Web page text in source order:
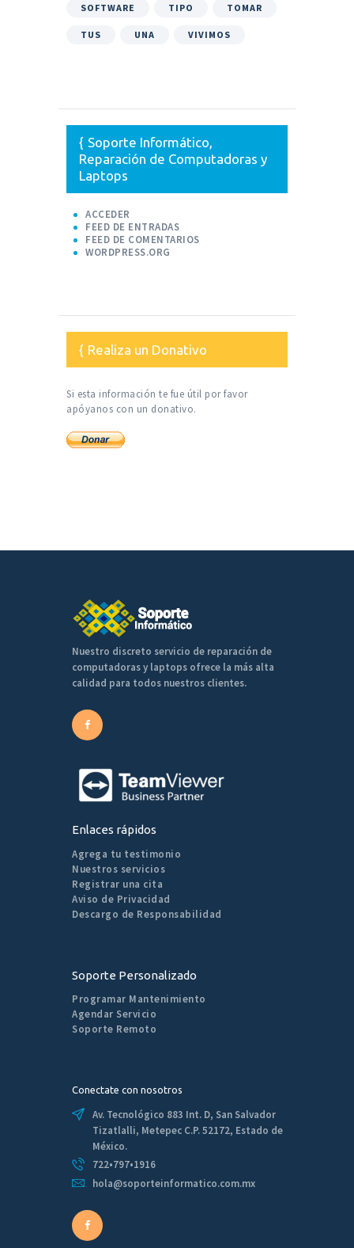
SOFTWARE TIPO TOMAR
TUS UNA VIVIMOS
Soporte Informático,
Reparación de Computadoras y
Laptops
ACCEDER
FEED DE ENTRADAS
FEED DE COMENTARIOS
WORDPRESS.ORG
Realiza un Donativo
Si esta información te fue útil por favor
apóyanos con un donativo.
Nuestro discreto servicio de reparación de
computadoras y laptops ofrece la más alta
calidad para todos nuestros clientes.
Enlaces rápidos
Agrega tu testimonio
Nuestros servicios
Registrar una cita
Aviso de Privacidad
Descargo de Responsabilidad
Soporte Personalizado
Programar Mantenimiento
Agendar Servicio
Soporte Remoto
Conectate con nosotros
Av. Tecnológico 883 Int. D, San Salvador
Tizatlalli, Metepec C.P. 52172, Estado de
México.
722•797•1916
hola@soporteinformatico.com.mx